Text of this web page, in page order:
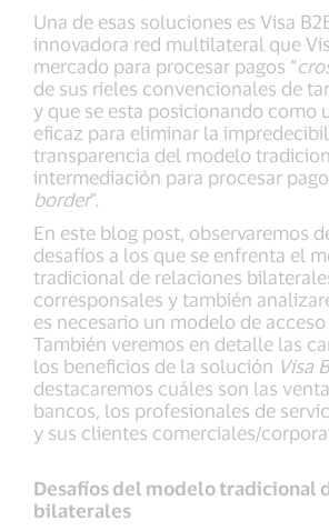
Una de esas soluciones es Visa
innovadora red multilateral que
mercado para procesar pagos “
de sus rieles convencionales de
y que se esta posicionando como
eficaz para eliminar la
transparencia del modelo
intermediación para procesar
border”.
En este blog post, observaremos
desafíos a los que se enfrenta el
tradicional de relaciones
corresponsales y también
es necesario un modelo de
También veremos en detalle las
los beneficios de la solución Visa
destacaremos cuáles son las
bancos, los profesionales de
y sus clientes comerciales/
Desafíos del modelo tradicional
bilaterales